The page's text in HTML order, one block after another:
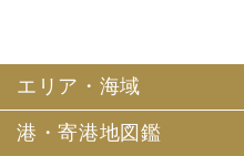
います。）は、お客様がご
だいた個人情報についてお
ていただくほか、お客様が
て運送・宿泊機関等（主要
エリア・海域
港・寄港地図鑑